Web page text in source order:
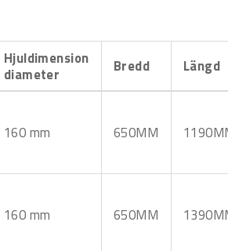
Hjuldimension
diameter
Bredd Längd
160 mm 650MM
160 mm 650MM